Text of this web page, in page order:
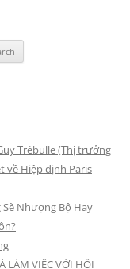
Trébulle (Thị trưởng
về Hiệp định Paris
Sẽ Nhượng Bộ Hay
LÀM VIỆC VỚI HỘI